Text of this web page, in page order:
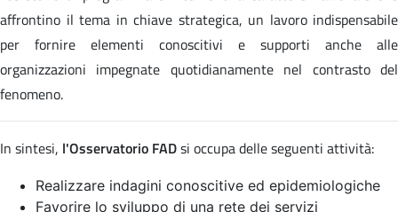
affrontino il tema in chiave strategica, un lavoro indispensabile
per fornire elementi conoscitivi e supporti anche alle
organizzazioni impegnate quotidianamente nel contrasto del
fenomeno.
In sintesi, l'Osservatorio FADsi occupa delle seguenti attività:
Realizzare indagini conoscitive ed epidemiologiche
Favorire lo sviluppo di una rete dei servizi